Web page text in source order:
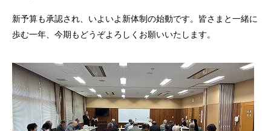
新予算も承認され、いよいよ新体制の始動です。皆さまと一緒に
歩む一年、今期もどうぞよろしくお願いいたします。